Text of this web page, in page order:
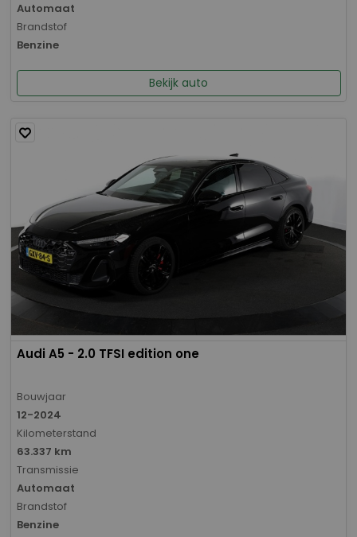
Automaat
Brandstof
Benzine
Bekijk auto
Audi A5 - 2.0 TFSI edition one
Bouwjaar
12-2024
Kilometerstand
63.337 km
Transmissie
Automaat
Brandstof
Benzine